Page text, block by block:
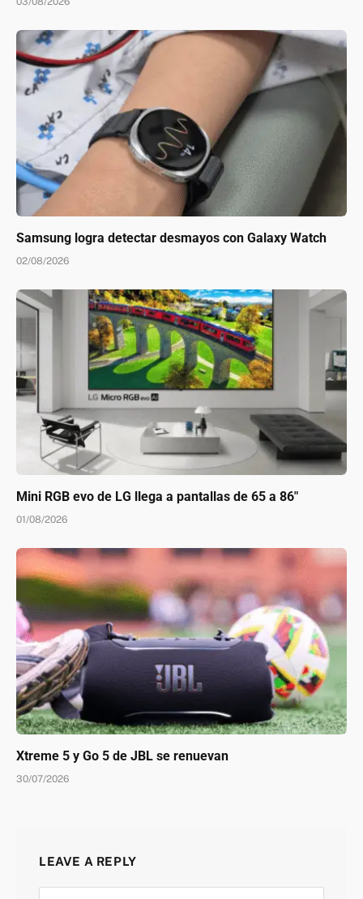
Samsung logra detectar desmayos con Galaxy Watch
02/08/2026
Mini RGB evo de LG llega a pantallas de 65 a 86″
01/08/2026
Xtreme 5 y Go 5 de JBL se renuevan
30/07/2026
LEAVE A REPLY